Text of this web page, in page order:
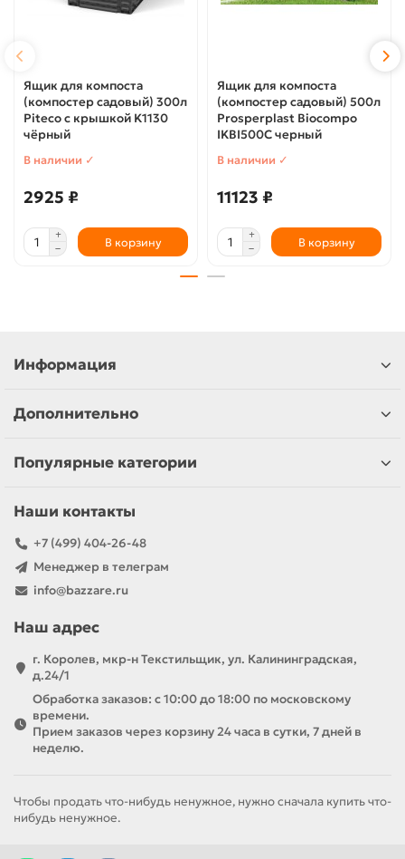
Ящик для компоста
(компостер садовый) 300л
Piteco с крышкой K1130
чёрный
В наличии ✓
2925 ₽
В корзину
Ящик для компоста
(компостер садовый) 500л
Prosperplast Biocompo
IKBI500C черный
В наличии ✓
11123 ₽
В корзину
Информация
Дополнительно
Популярные категории
Наши контакты
+7 (499) 404-26-48
Менеджер в телеграм
info@bazzare.ru
Наш адрес
г. Королев, мкр-н Текстильщик, ул. Калининградская,
д.24/1
Обработка заказов: с 10:00 до 18:00 по московскому
времени.
Прием заказов через корзину 24 часа в сутки, 7 дней в
неделю.
Чтобы продать что-нибудь ненужное, нужно сначала купить что-
нибудь ненужное.